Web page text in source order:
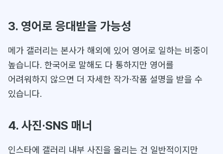
3. 영어로 응대받을 가능성
메가 갤러리는 본사가 해외에 있어 영어로 일하는 비중이
높습니다. 한국어로 말해도 다 통하지만 영어를
어려워하지 않으면 더 자세한 작가·작품 설명을 받을 수
있습니다.
4. 사진·SNS 매너
인스타에 갤러리 내부 사진을 올리는 건 일반적이지만